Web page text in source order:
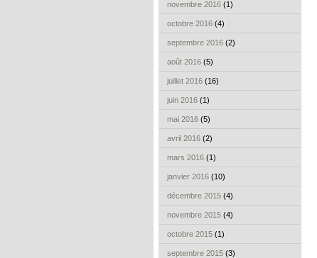
novembre 2016 (1)
octobre 2016 (4)
septembre 2016 (2)
août 2016 (5)
juillet 2016 (16)
juin 2016 (1)
mai 2016 (5)
avril 2016 (2)
mars 2016 (1)
janvier 2016 (10)
décembre 2015 (4)
novembre 2015 (4)
octobre 2015 (1)
septembre 2015 (3)